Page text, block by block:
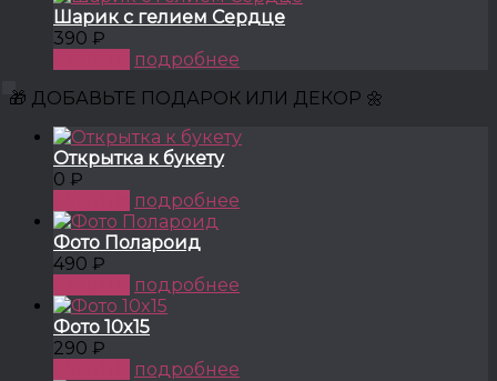
Шарик с гелием Сердце
390 ₽
подробнее
🎁 ДОБАВЬТЕ ПОДАРОК ИЛИ ДЕКОР 🌼
Открытка к букету
0 ₽
подробнее
Фото Полароид
490 ₽
подробнее
Фото 10x15
290 ₽
подробнее